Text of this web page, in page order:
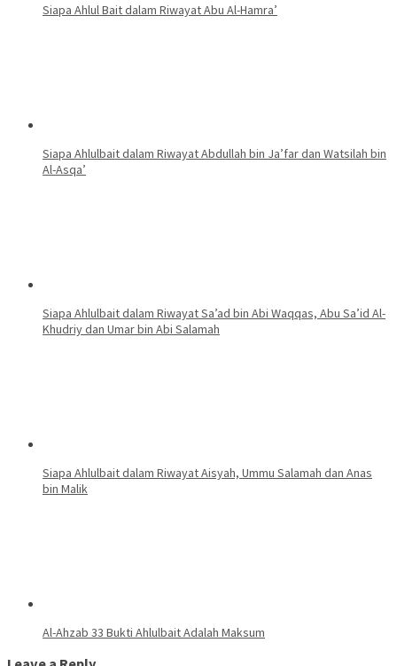
Siapa Ahlul Bait dalam Riwayat Abu Al-Hamra’
Siapa Ahlulbait dalam Riwayat Abdullah bin Ja’far dan Watsilah bin
Al-Asqa’
Siapa Ahlulbait dalam Riwayat Sa’ad bin Abi Waqqas, Abu Sa’id Al-
Khudriy dan Umar bin Abi Salamah
Siapa Ahlulbait dalam Riwayat Aisyah, Ummu Salamah dan Anas
bin Malik
Al-Ahzab 33 Bukti Ahlulbait Adalah Maksum